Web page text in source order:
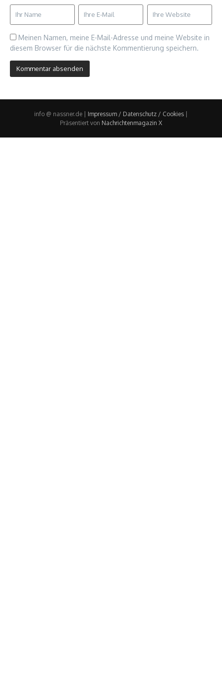
Meinen Namen, meine E-Mail-Adresse und meine Website in
diesem Browser für die nächste Kommentierung speichern.
info @ nassner.de | Impressum / Datenschutz / Cookies |
Präsentiert von Nachrichtenmagazin X